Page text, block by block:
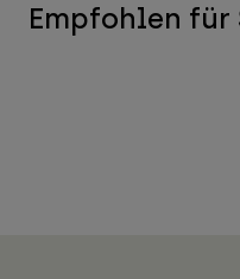
Empfohlen für